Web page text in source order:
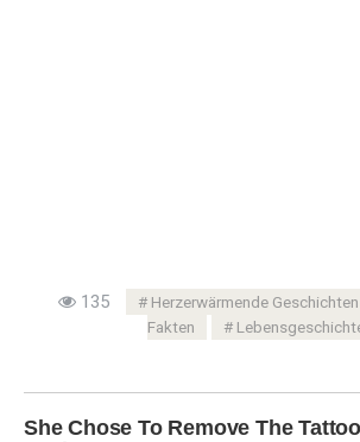
135 Herzerwärmende Geschichten
Fakten